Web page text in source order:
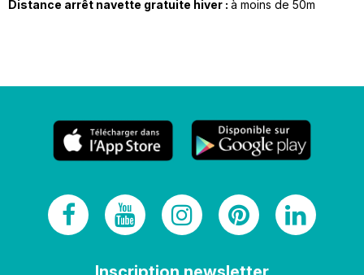
Distance arrêt navette gratuite hiver : à moins de 50m